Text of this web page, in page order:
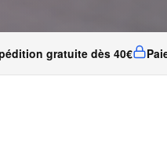
gratuite dès 40€